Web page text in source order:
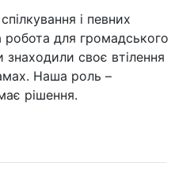
і певних
робота для громадського
своє втілення
Наша роль –
рішення.